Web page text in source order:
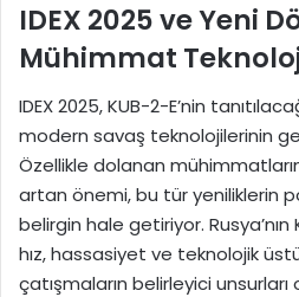
IDEX 2025 ve Yeni
Mühimmat
IDEX 2025, KUB-2-E’nin
modern savaş teknolojilerinin
Özellikle dolanan
artan önemi, bu tür yeniliklerin
belirgin hale getiriyor. Rusya’nın
hız, hassasiyet ve teknolojik
çatışmaların belirleyici unsurları